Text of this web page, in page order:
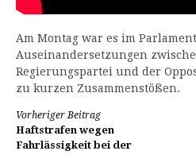
Am Montag war es im
Auseinandersetzungen
Regierungspartei und der
zu kurzen Zusammenstößen.
Weiterlesen
Vorheriger Beitrag
Haftstrafen wegen
Fahrlässigkeit bei der